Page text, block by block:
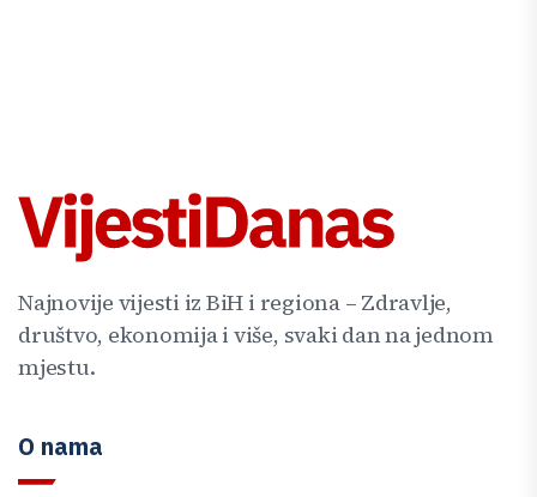
Najnovije vijesti iz BiH i regiona – Zdravlje,
društvo, ekonomija i više, svaki dan na jednom
mjestu.
O nama